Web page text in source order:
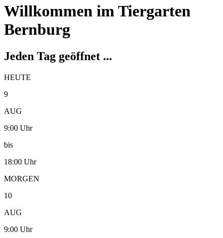
Willkommen im Tiergarten
Bernburg
Jeden Tag geöffnet ...
HEUTE
9
AUG
9:00 Uhr
bis
18:00 Uhr
MORGEN
10
AUG
9:00 Uhr